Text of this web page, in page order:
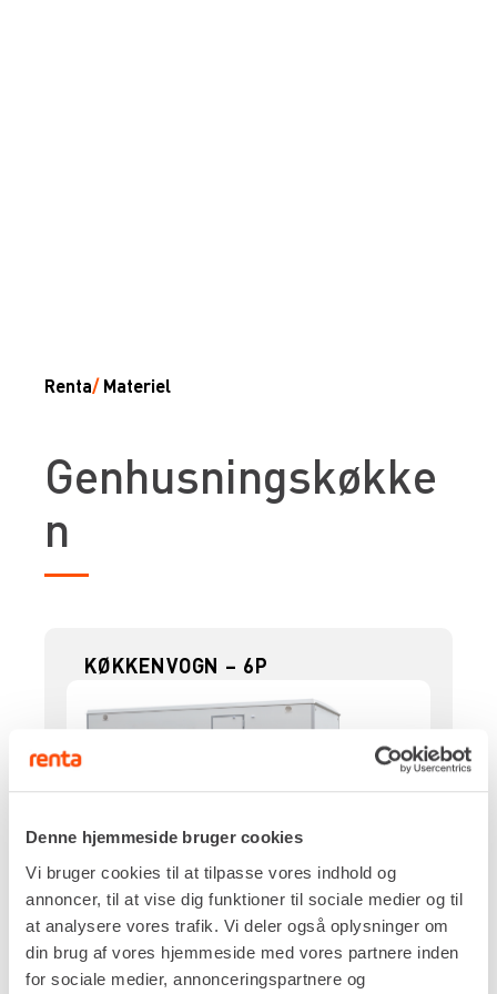
Denne hjemmeside bruger cookies
Vi bruger cookies til at tilpasse vores indhold og
annoncer, til at vise dig funktioner til sociale medier og til
at analysere vores trafik. Vi deler også oplysninger om
din brug af vores hjemmeside med vores partnere inden
for sociale medier, annonceringspartnere og
Renta/ Materiel
Genhusningskøkke
n
KØKKENVOGN – 6P
Strømtilslutning
400v 16A
Person antal
6
Vandvarmer